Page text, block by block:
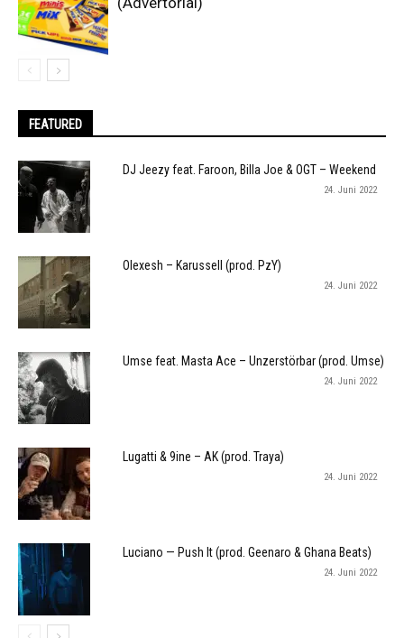
FEATURED
DJ Jeezy feat. Faroon, Billa Joe & OGT – Weekend
24. Juni 2022
Olexesh – Karussell (prod. PzY)
24. Juni 2022
Umse feat. Masta Ace – Unzerstörbar (prod. Umse)
24. Juni 2022
Lugatti & 9ine – AK (prod. Traya)
24. Juni 2022
Luciano — Push It (prod. Geenaro & Ghana Beats)
24. Juni 2022